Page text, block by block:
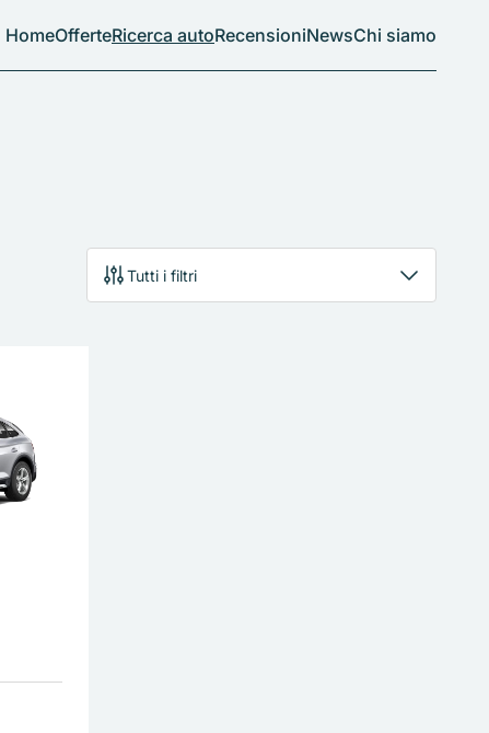
HomeOfferteRicerca autoRecensioniNewsChi siamo
Tutti i filtri